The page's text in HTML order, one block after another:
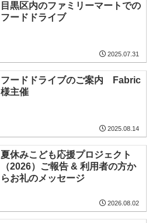
目黒区内のファミリーマートでの
フードドライブ
2025.07.31
フードドライブのご案内 Fabric
様主催
2025.08.14
夏休みこども応援プロジェクト
（2026）ご報告 & 利用者の方か
らお礼のメッセージ
2026.08.02